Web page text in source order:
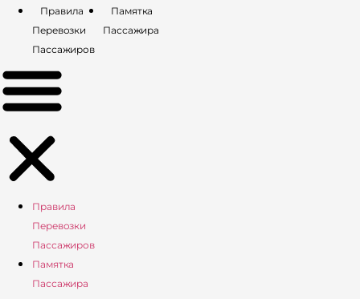
Перейти
содержимому
Правила
Перевозки
Пассажиров
Памятка
Пассажира
Правила
Перевозки
Пассажиров
Памятка
Пассажира